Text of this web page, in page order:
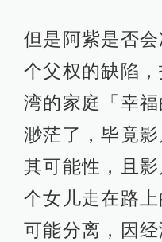
但是阿紫是否
个父权的缺陷
湾的家庭「幸
渺茫了，毕竟
其可能性，且
个女儿走在路
可能分离，因